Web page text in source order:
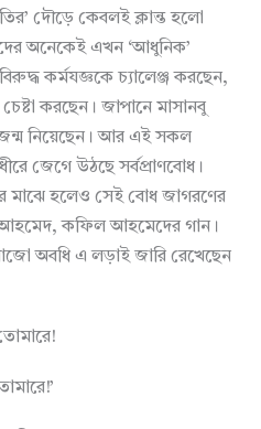
দৌড়ে কেবলই ক্লান্ত হলো
অনেকেই এখন ‘আধুনিক’
বিরুদ্ধ কর্মযজ্ঞকে চ্যালেঞ্জ করছেন,
করছেন। জাপানে মাসানবু
নিয়েছেন। আর এই সকল
ধীরে জেগে উঠছে সর্বপ্রাণবোধ।
মাঝে হলেও সেই বোধ জাগরণের
কফিল আহমেদের গান।
অবধি এ লড়াই জারি রেখেছেন